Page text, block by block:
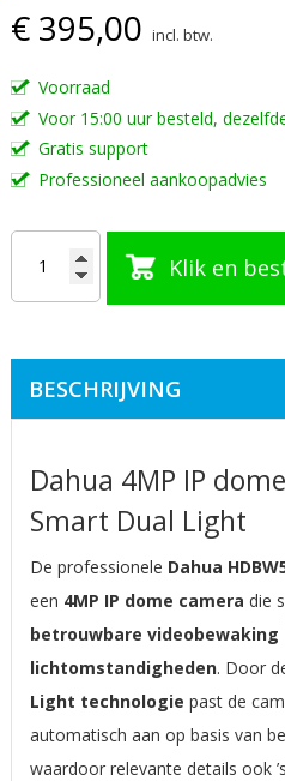
€ 395,00 incl. btw.
Voorraad
Voor 15:00 uur besteld,
Gratis support
Professioneel aankoopadvies
Klik en
BESCHRIJVING
Dahua 4MP IP
Smart Dual Light
De professionele Dahua
een 4MP IP dome camera die
betrouwbare videobewaking
lichtomstandigheden. Door
Light technologie past de
automatisch aan op basis van
waardoor relevante details ook